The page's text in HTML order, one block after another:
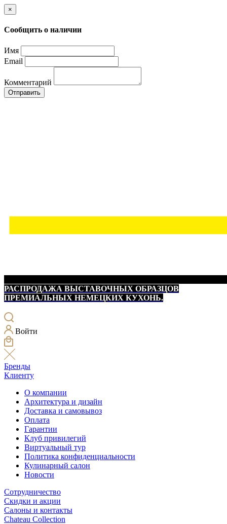
×
Сообщить о наличии
Имя
Email
Комментарий
Отправить
РАСПРОДАЖА ВЫСТАВОЧНЫХ ОБРАЗЦОВ
ПРЕМИАЛЬНЫХ НЕМЕЦКИХ КУХОНЬ.
Войти
Бренды
Клиенту
О компании
Архитектура и дизайн
Доставка и самовывоз
Оплата
Гарантии
Клуб привилегий
Виртуальный тур
Политика конфиденциальности
Кулинарный салон
Новости
Сотрудничество
Скидки и акции
Салоны и контакты
Chateau Collection